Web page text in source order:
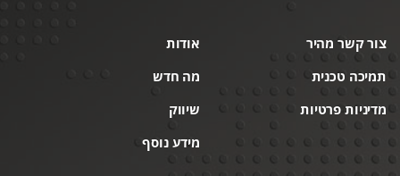
צור קשר מהיר
תמיכה טכנית
מדיניות פרטיות
אודות
מה חדש
שיווק
מידע נוסף